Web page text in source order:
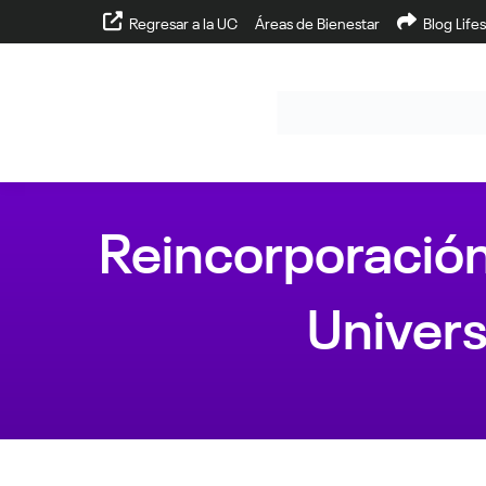
Regresar a la UC Áreas de Bienestar Blog